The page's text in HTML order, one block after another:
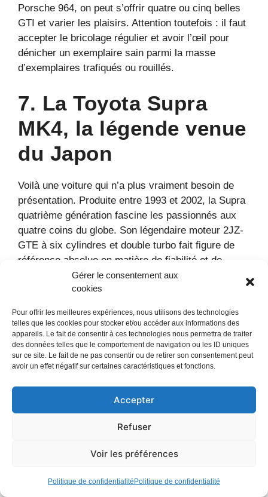
Gérer le consentement aux
cookies
Pour offrir les meilleures expériences, nous utilisons des technologies
telles que les cookies pour stocker et/ou accéder aux informations des
appareils. Le fait de consentir à ces technologies nous permettra de traiter
des données telles que le comportement de navigation ou les ID uniques
sur ce site. Le fait de ne pas consentir ou de retirer son consentement peut
avoir un effet négatif sur certaines caractéristiques et fonctions.
Accepter
Refuser
Voir les préférences
Politique de confidentialité Politique de confidentialité
Porsche 964, on peut s’offrir quatre ou cinq belles
GTI et varier les plaisirs. Attention toutefois : il faut
accepter le bricolage régulier et avoir l’œil pour
dénicher un exemplaire sain parmi la masse
d’exemplaires trafiqués ou rouillés.
7. La Toyota Supra
MK4, la légende venue
du Japon
Voilà une voiture qui n’a plus vraiment besoin de
présentation. Produite entre 1993 et 2002, la Supra
quatrième génération fascine les passionnés aux
quatre coins du globe. Son légendaire moteur 2JZ-
GTE à six cylindres et double turbo fait figure de
référence absolue en matière de fiabilité et de
potentiel de préparation. Fast and Furious et les
jeux vidéo l’ont propulsée au rang d’icône pop.
peine cinq ans. Les exemplaires non modifiés, dans
leur jus d’origine, se font rarissimes en Europe et
s’arrachent à prix d’or.
Caractéristiques
production